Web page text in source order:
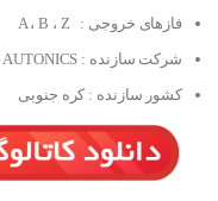
فازهای خروجی : A ، B ، Z
شرکت سازنده : AUTONICS
کشور سازنده : کره جنوبی